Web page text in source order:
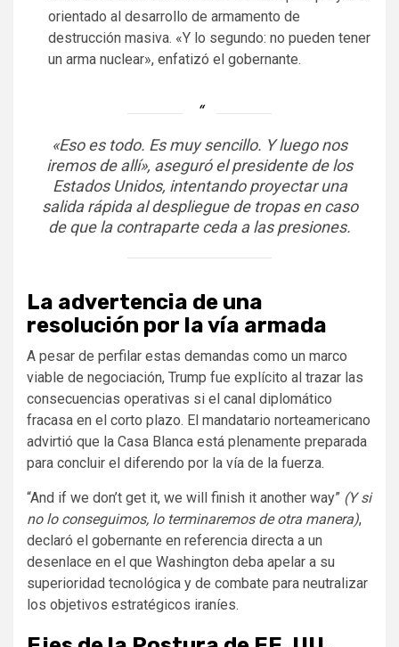
orientado al desarrollo de armamento de
destrucción masiva. «Y lo segundo: no pueden tener
un arma nuclear», enfatizó el gobernante.
«Eso es todo. Es muy sencillo. Y luego nos
iremos de allí», aseguró el presidente de los
Estados Unidos, intentando proyectar una
salida rápida al despliegue de tropas en caso
de que la contraparte ceda a las presiones.
La advertencia de una
resolución por la vía armada
A pesar de perfilar estas demandas como un marco
viable de negociación, Trump fue explícito al trazar las
consecuencias operativas si el canal diplomático
fracasa en el corto plazo. El mandatario norteamericano
advirtió que la Casa Blanca está plenamente preparada
para concluir el diferendo por la vía de la fuerza.
“And if we don’t get it, we will finish it another way” (Y si
no lo conseguimos, lo terminaremos de otra manera),
declaró el gobernante en referencia directa a un
desenlace en el que Washington deba apelar a su
superioridad tecnológica y de combate para neutralizar
los objetivos estratégicos iraníes.